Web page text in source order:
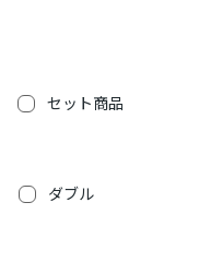
セット商品
ダブル